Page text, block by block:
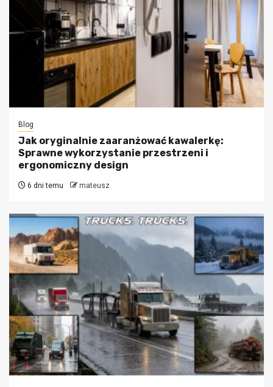
Blog
Jak oryginalnie zaaranżować kawalerkę:
Sprawne wykorzystanie przestrzeni i
ergonomiczny design
6 dni temu mateusz